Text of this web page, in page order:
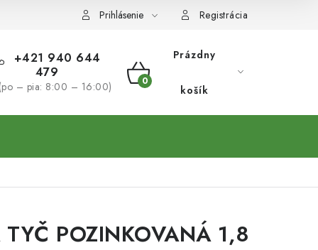
Prihlásenie Registrácia
+421 940 644
479
(po – pia: 8:00 – 16:00)
NÁKUPNÝ
Prázdny
košík
TYČ POZINKOVANÁ 1,8